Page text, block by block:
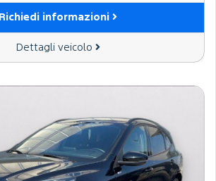
Richiedi informazioni
Dettagli veicolo